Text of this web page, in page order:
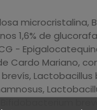
microcristalina,
1,6% de
-
Mariano,